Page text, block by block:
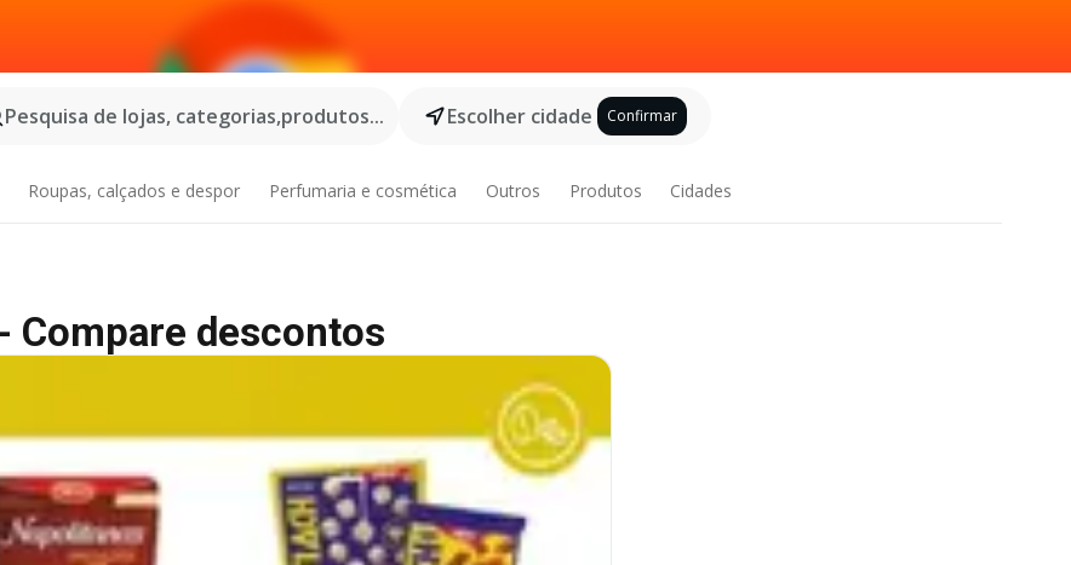
Pesquisa de lojas, categorias,produtos...
Escolher cidade Confirmar
Roupas, calçados e despor Perfumaria e cosmética Outros Produtos Cidades
Compare descontos